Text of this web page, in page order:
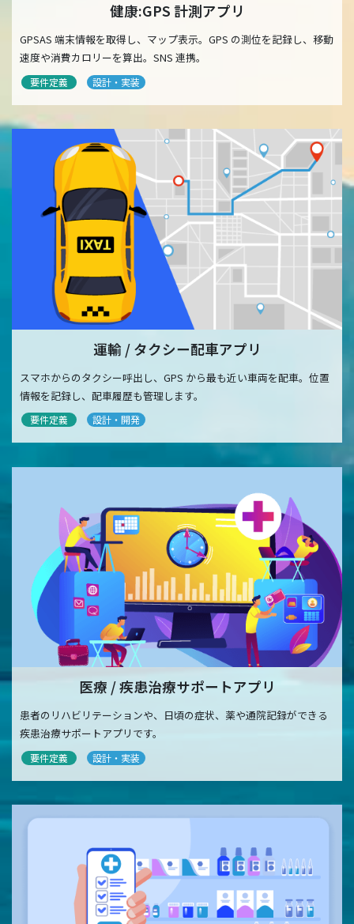
健康:GPS 計測アプリ
GPSAS 端末情報を取得し、マップ表示。GPS の測位を記録し、移動
速度や消費カロリーを算出。SNS 連携。
要件定義 設計・実装
運輸 / タクシー配車アプリ
スマホからのタクシー呼出し、GPS から最も近い車両を配車。位置
情報を記録し、配車履歴も管理します。
要件定義 設計・開発
医療 / 疾患治療サポートアプリ
患者のリハビリテーションや、日頃の症状、薬や通院記録ができる
疾患治療サポートアプリです。
要件定義 設計・実装